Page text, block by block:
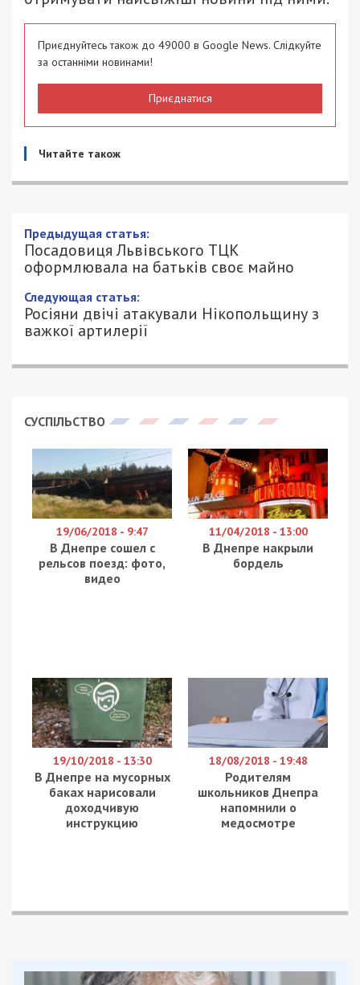
Приєднуйтесь також до 49000 в Google News. Слідкуйте
за останніми новинами!
Приєднатися
Читайте також
Предыдущая статья:
Посадовиця Львівського ТЦК
оформлювала на батьків своє майно
Следующая статья:
Росіяни двічі атакували Нікопольщину з
важкої артилерії
СУСПІЛЬСТВО
19/06/2018 - 9:47
В Днепре сошел с
рельсов поезд: фото,
видео
11/04/2018 - 13:00
В Днепре накрыли
бордель
19/10/2018 - 13:30
В Днепре на мусорных
баках нарисовали
доходчивую
инструкцию
18/08/2018 - 19:48
Родителям
школьников Днепра
напомнили о
медосмотре